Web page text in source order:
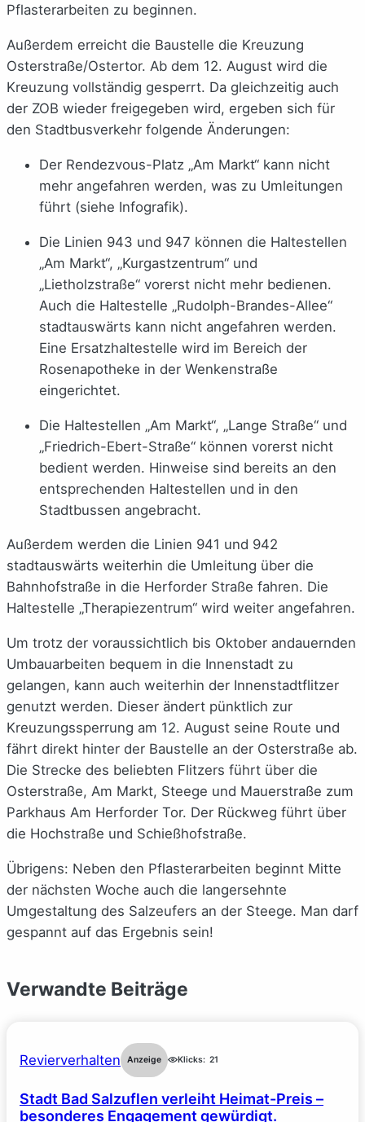
Pflasterarbeiten zu beginnen.
Außerdem erreicht die Baustelle die Kreuzung
Osterstraße/Ostertor. Ab dem 12. August wird die
Kreuzung vollständig gesperrt. Da gleichzeitig auch
der ZOB wieder freigegeben wird, ergeben sich für
den Stadtbusverkehr folgende Änderungen:
Der Rendezvous-Platz „Am Markt“ kann nicht
mehr angefahren werden, was zu Umleitungen
führt (siehe Infografik).
Die Linien 943 und 947 können die Haltestellen
„Am Markt“, „Kurgastzentrum“ und
„Lietholzstraße“ vorerst nicht mehr bedienen.
Auch die Haltestelle „Rudolph-Brandes-Allee“
stadtauswärts kann nicht angefahren werden.
Eine Ersatzhaltestelle wird im Bereich der
Rosenapotheke in der Wenkenstraße
eingerichtet.
Die Haltestellen „Am Markt“, „Lange Straße“ und
„Friedrich-Ebert-Straße“ können vorerst nicht
bedient werden. Hinweise sind bereits an den
entsprechenden Haltestellen und in den
Stadtbussen angebracht.
Außerdem werden die Linien 941 und 942
stadtauswärts weiterhin die Umleitung über die
Bahnhofstraße in die Herforder Straße fahren. Die
Haltestelle „Therapiezentrum“ wird weiter angefahren.
Um trotz der voraussichtlich bis Oktober andauernden
Umbauarbeiten bequem in die Innenstadt zu
gelangen, kann auch weiterhin der Innenstadtflitzer
genutzt werden. Dieser ändert pünktlich zur
Kreuzungssperrung am 12. August seine Route und
fährt direkt hinter der Baustelle an der Osterstraße ab.
Die Strecke des beliebten Flitzers führt über die
Osterstraße, Am Markt, Steege und Mauerstraße zum
Parkhaus Am Herforder Tor. Der Rückweg führt über
die Hochstraße und Schießhofstraße.
Übrigens: Neben den Pflasterarbeiten beginnt Mitte
der nächsten Woche auch die langersehnte
Umgestaltung des Salzeufers an der Steege. Man darf
gespannt auf das Ergebnis sein!
Verwandte Beiträge
Revierverhalten Anzeige Klicks: 21
Stadt Bad Salzuflen verleiht Heimat-Preis –
besonderes Engagement gewürdigt.